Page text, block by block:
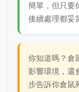
簡單，但只要
後續處理都妥
你知道嗎？倉
影響環境，還
步告訴你倉鼠